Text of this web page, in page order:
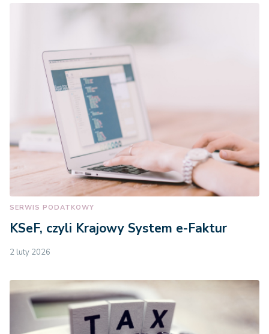
SERWIS PODATKOWY
KSeF, czyli Krajowy System e-Faktur
2 luty 2026